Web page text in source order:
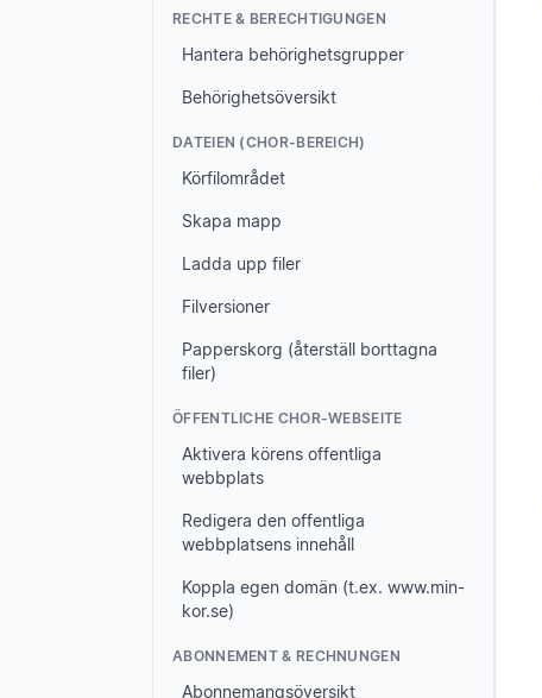
RECHTE & BERECHTIGUNGEN
Hantera behörighetsgrupper
Behörighetsöversikt
DATEIEN (CHOR-BEREICH)
Körfilområdet
Skapa mapp
Ladda upp filer
Filversioner
Papperskorg (återställ borttagna
filer)
ÖFFENTLICHE CHOR-WEBSEITE
Aktivera körens offentliga
webbplats
Redigera den offentliga
webbplatsens innehåll
Koppla egen domän (t.ex. www.min-
kor.se)
ABONNEMENT & RECHNUNGEN
Abonnemangsöversikt